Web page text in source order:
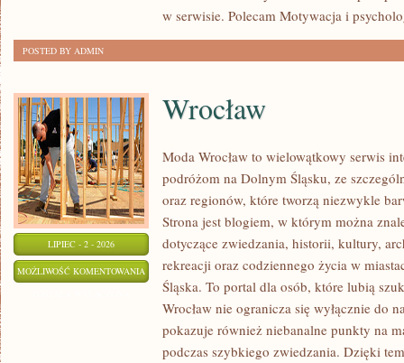
w serwisie. Polecam Motywacja i
POSTED BY ADMIN
LIPIEC - 2 - 2026
MOŻLIWOŚĆ KOMENTOWANIA WROCŁAW
Wrocław
Moda Wrocław to wielowątkowy serwis
podróżom na Dolnym Śląsku, ze
oraz regionów, które tworzą niezwykle
Strona jest blogiem, w którym można
dotyczące zwiedzania, historii, kultury,
rekreacji oraz codziennego życia w
Śląska. To portal dla osób, które lubią
Wrocław nie ogranicza się wyłącznie do
pokazuje również niebanalne punkty na
podczas szybkiego zwiedzania. Dzięki